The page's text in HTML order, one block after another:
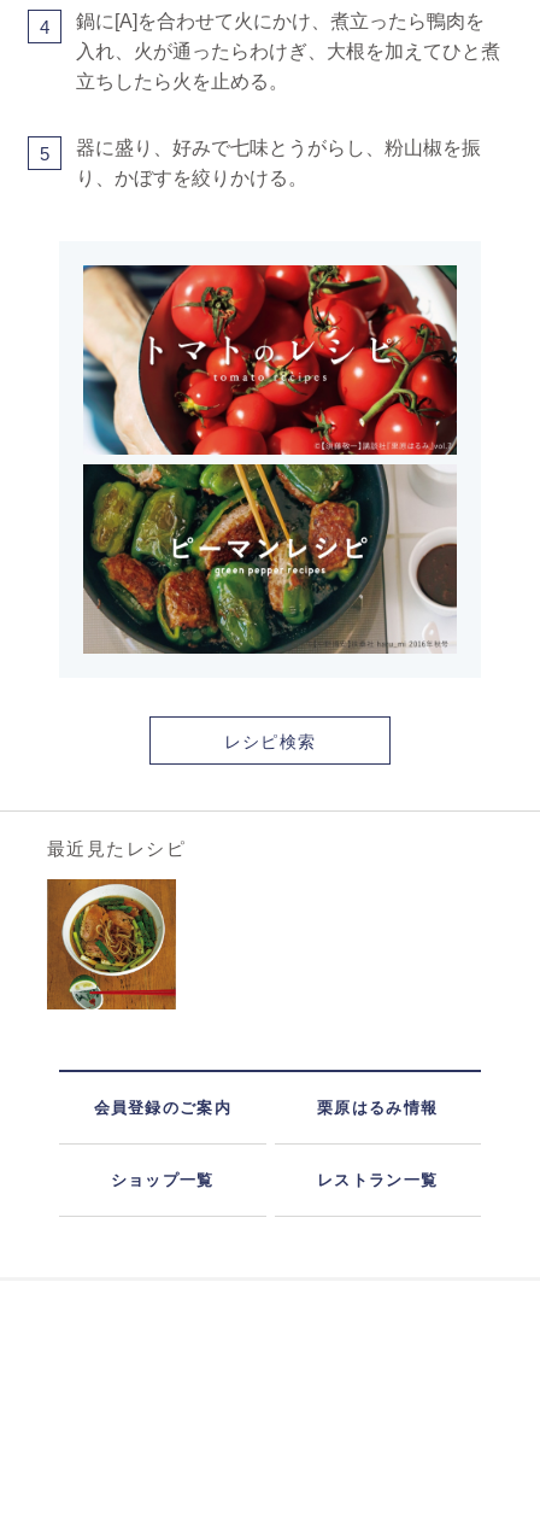
4
鍋に[A]を合わせて火にかけ、煮立ったら鴨肉を
入れ、火が通ったらわけぎ、大根を加えてひと煮
立ちしたら火を止める。
5
器に盛り、好みで七味とうがらし、粉山椒を振
り、かぼすを絞りかける。
レシピ検索
最近見たレシピ
会員登録のご案内 栗原はるみ情報
ショップ一覧 レストラン一覧